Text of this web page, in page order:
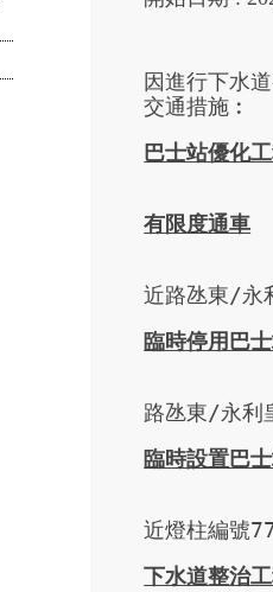
因進行下水
交通措施︰
巴士站優化
有限度通車
近路氹東/永
臨時停用巴
路氹東/永利
臨時設置巴
近燈柱編號
下水道整治